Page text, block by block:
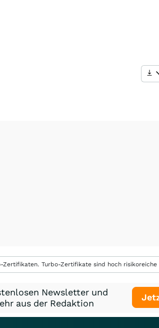
Turbo-Zertifikate sind hoch
Newsletter und
aus der Redaktion